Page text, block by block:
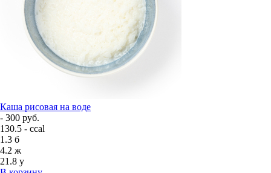
Каша рисовая на воде
- 300 руб.
130.5 - ccal
1.3 б
4.2 ж
21.8 у